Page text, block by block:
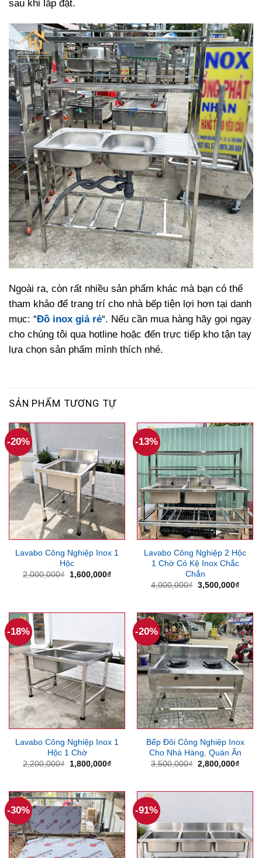
sau khi lắp đặt.
Ngoài ra, còn rất nhiều sản phẩm khác mà bạn có thể
tham khảo để trang trí cho nhà bếp tiện lợi hơn tại danh
mục: “Đồ inox giá rẻ“. Nếu cần mua hàng hãy gọi ngay
cho chúng tôi qua hotline hoặc đến trực tiếp kho tận tay
lựa chọn sản phẩm mình thích nhé.
SẢN PHẨM TƯƠNG TỰ
-20%
Lavabo Công Nghiệp Inox 1
Hộc
2,000,000₫
Giá
1,600,000₫Giá
-13%
Lavabo Công Nghiệp 2 Hộc
1 Chờ Có Kệ Inox Chắc
Chắn
4,000,000₫ Giá
3,500,000₫Giá
-18%
Lavabo Công Nghiệp Inox 1
Hộc 1 Chờ
2,200,000₫
Giá
1,800,000₫Giá
1,800,000₫.
-20%
Bếp Đôi Công Nghiệp Inox
Cho Nhà Hàng, Quán Ăn
3,500,000₫ Giá
2,800,000₫Giá
-30% -91%